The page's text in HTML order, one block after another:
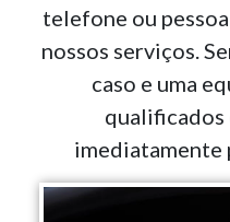
telefone ou
nossos serviços.
caso e uma
qualificados
imediatamente